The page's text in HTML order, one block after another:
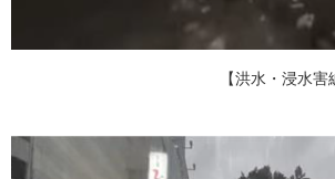
【洪水・浸水害